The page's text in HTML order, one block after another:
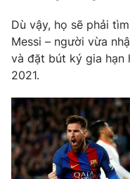
Nguyễn Trọng Ninh
Tổng đài VTV:024.38
Ðiện thoại Thời báo VTV:
Email:
Liên hệ quảng cáo:024-
Dù vậy, họ sẽ phải
Messi – người vừa
và đặt bút ký gia hạn
2021.